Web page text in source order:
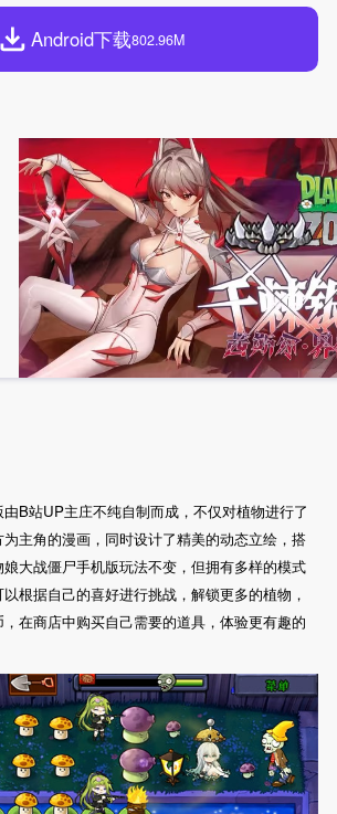
Android下载802.96M
B站UP主庄不纯自制而成，不仅对植物进行了
主角的漫画，同时设计了精美的动态立绘，搭
大战僵尸手机版玩法不变，但拥有多样的模式
根据自己的喜好进行挑战，解锁更多的植物，
在商店中购买自己需要的道具，体验更有趣的